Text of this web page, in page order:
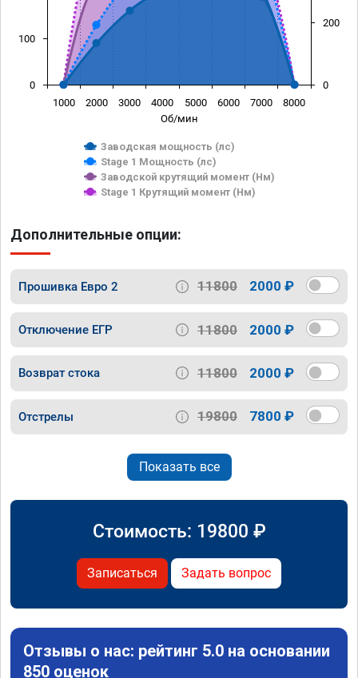
Об/мин
Заводская мощность (лс)
Stage 1 Мощность (лс)
Заводской крутящий момент (Нм)
Stage 1 Крутящий момент (Нм)
1000 2000 3000 4000 5000 6000 7000 8000
0
100
0
200
Дополнительные опции:
Прошивка Евро 2 11800 2000 ₽
Отключение ЕГР 11800 2000 ₽
Возврат стока 11800 2000 ₽
Отстрелы 19800 7800 ₽
Показать все
Стоимость: 19800 ₽
Записаться Задать вопрос
Отзывы о нас: рейтинг 5.0 на основании
850 оценок